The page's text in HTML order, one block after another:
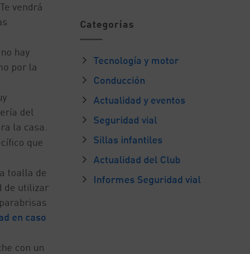
vendrá
hay
por la
del
la casa.
que
toalla de
de utilizar
en caso
con un
Categorías
Tecnología y motor
Conducción
Actualidad y eventos
Seguridad vial
Sillas infantiles
Actualidad del Club
Informes Seguridad vial